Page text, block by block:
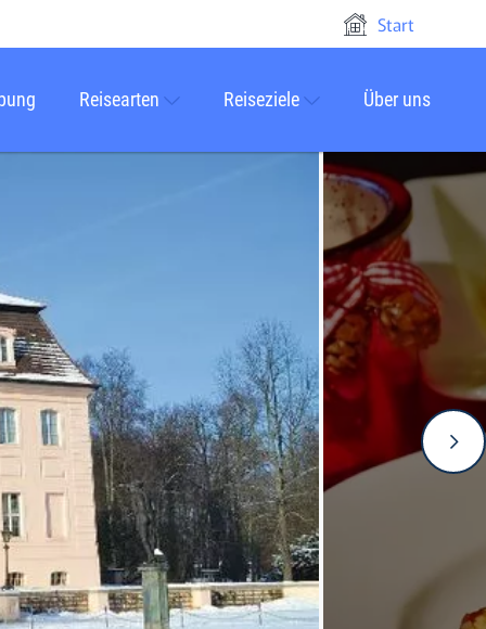
Start
Reisearten Reiseziele Über uns